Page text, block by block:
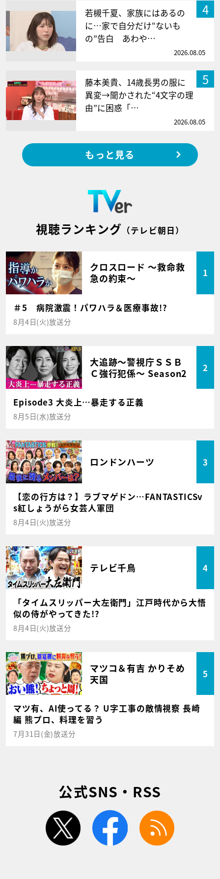
4
若槻千夏、家族にはあるの
に…家で自分だけ“ないも
の”告白 あわや…
2026.08.05
5
藤本美貴、14歳長男の服に
異変→聞かされた“4文字の理
由”に困惑「…
2026.08.05
もっと見る
視聴ランキング （テレビ朝日）
クロスロード ～救命救
急の約束～
1
＃5 病院激震！パワハラ＆医療事故!?
8月4日(火)放送分
大追跡～警視庁ＳＳＢ
Ｃ強行犯係～ Season2
2
Episode3 大炎上…暴走する正義
8月5日(水)放送分
ロンドンハーツ 3
【恋の行方は？】ラブマゲドン…FANTASTICSv
s紅しょうがら女芸人軍団
8月4日(火)放送分
テレビ千鳥 4
「タイムスリッパー大左衛門」江戸時代から大悟
似の侍がやってきた!?
8月4日(火)放送分
マツコ＆有吉 かりそめ
天国
5
マツ有、AI使ってる？ U字工事の敵情視察 長崎
編 熊プロ、料理を習う
7月31日(金)放送分
公式SNS・RSS
twitter facebook